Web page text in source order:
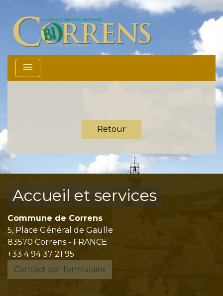
menu
Retour
Accueil et services
Commune de Correns
5, Place Général de Gaulle
83570 Correns - FRANCE
+33 4 94 37 21 95
Contact par formulaire